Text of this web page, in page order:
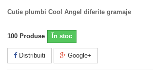
Cutie plumbi Cool Angel diferite gramaje
100 Produse În stoc
Distribuiti Google+